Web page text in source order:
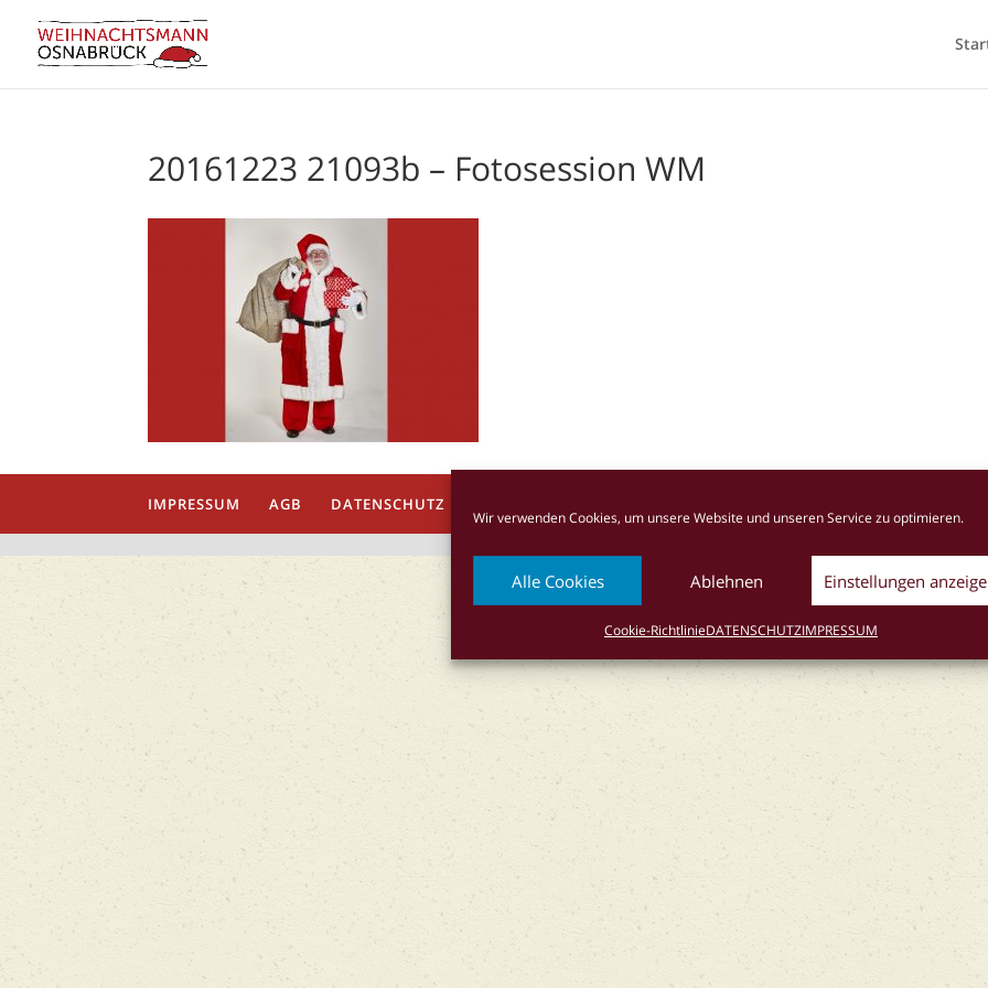
Wir verwenden Cookies, um unsere Website und unseren Service zu optimieren.
Alle Cookies Ablehnen Einstellungen
Cookie-RichtlinieDATENSCHUTZIMPRESSUM
20161223 21093b – Fotosession WM
IMPRESSUM AGB DATENSCHUTZ